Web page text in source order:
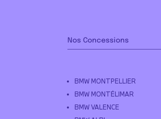
Nos Concessions
BMW MONTPELLIER
BMW MONTÉLIMAR
BMW VALENCE